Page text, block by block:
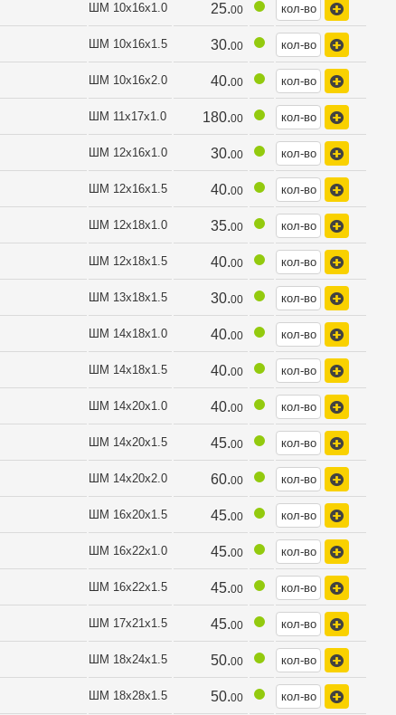
ШМ 10х16х1.0 25.00
ШМ 10х16х1.5 30.00
ШМ 10х16х2.0 40.00
ШМ 11х17х1.0 180.00
ШМ 12х16х1.0 30.00
ШМ 12х16х1.5 40.00
ШМ 12х18х1.0 35.00
ШМ 12х18х1.5 40.00
ШМ 13х18х1.5 30.00
ШМ 14х18х1.0 40.00
ШМ 14х18х1.5 40.00
ШМ 14х20х1.0 40.00
ШМ 14х20х1.5 45.00
ШМ 14х20х2.0 60.00
ШМ 16х20х1.5 45.00
ШМ 16х22х1.0 45.00
ШМ 16х22х1.5 45.00
ШМ 17х21х1.5 45.00
ШМ 18х24х1.5 50.00
ШМ 18х28х1.5 50.00